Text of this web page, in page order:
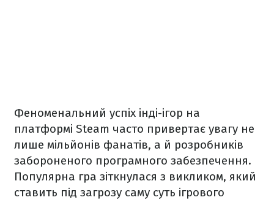
Феноменальний успіх інді-ігор на
платформі Steam часто привертає увагу не
лише мільйонів фанатів, а й розробників
забороненого програмного забезпечення.
Популярна гра зіткнулася з викликом, який
ставить під загрозу саму суть ігрового